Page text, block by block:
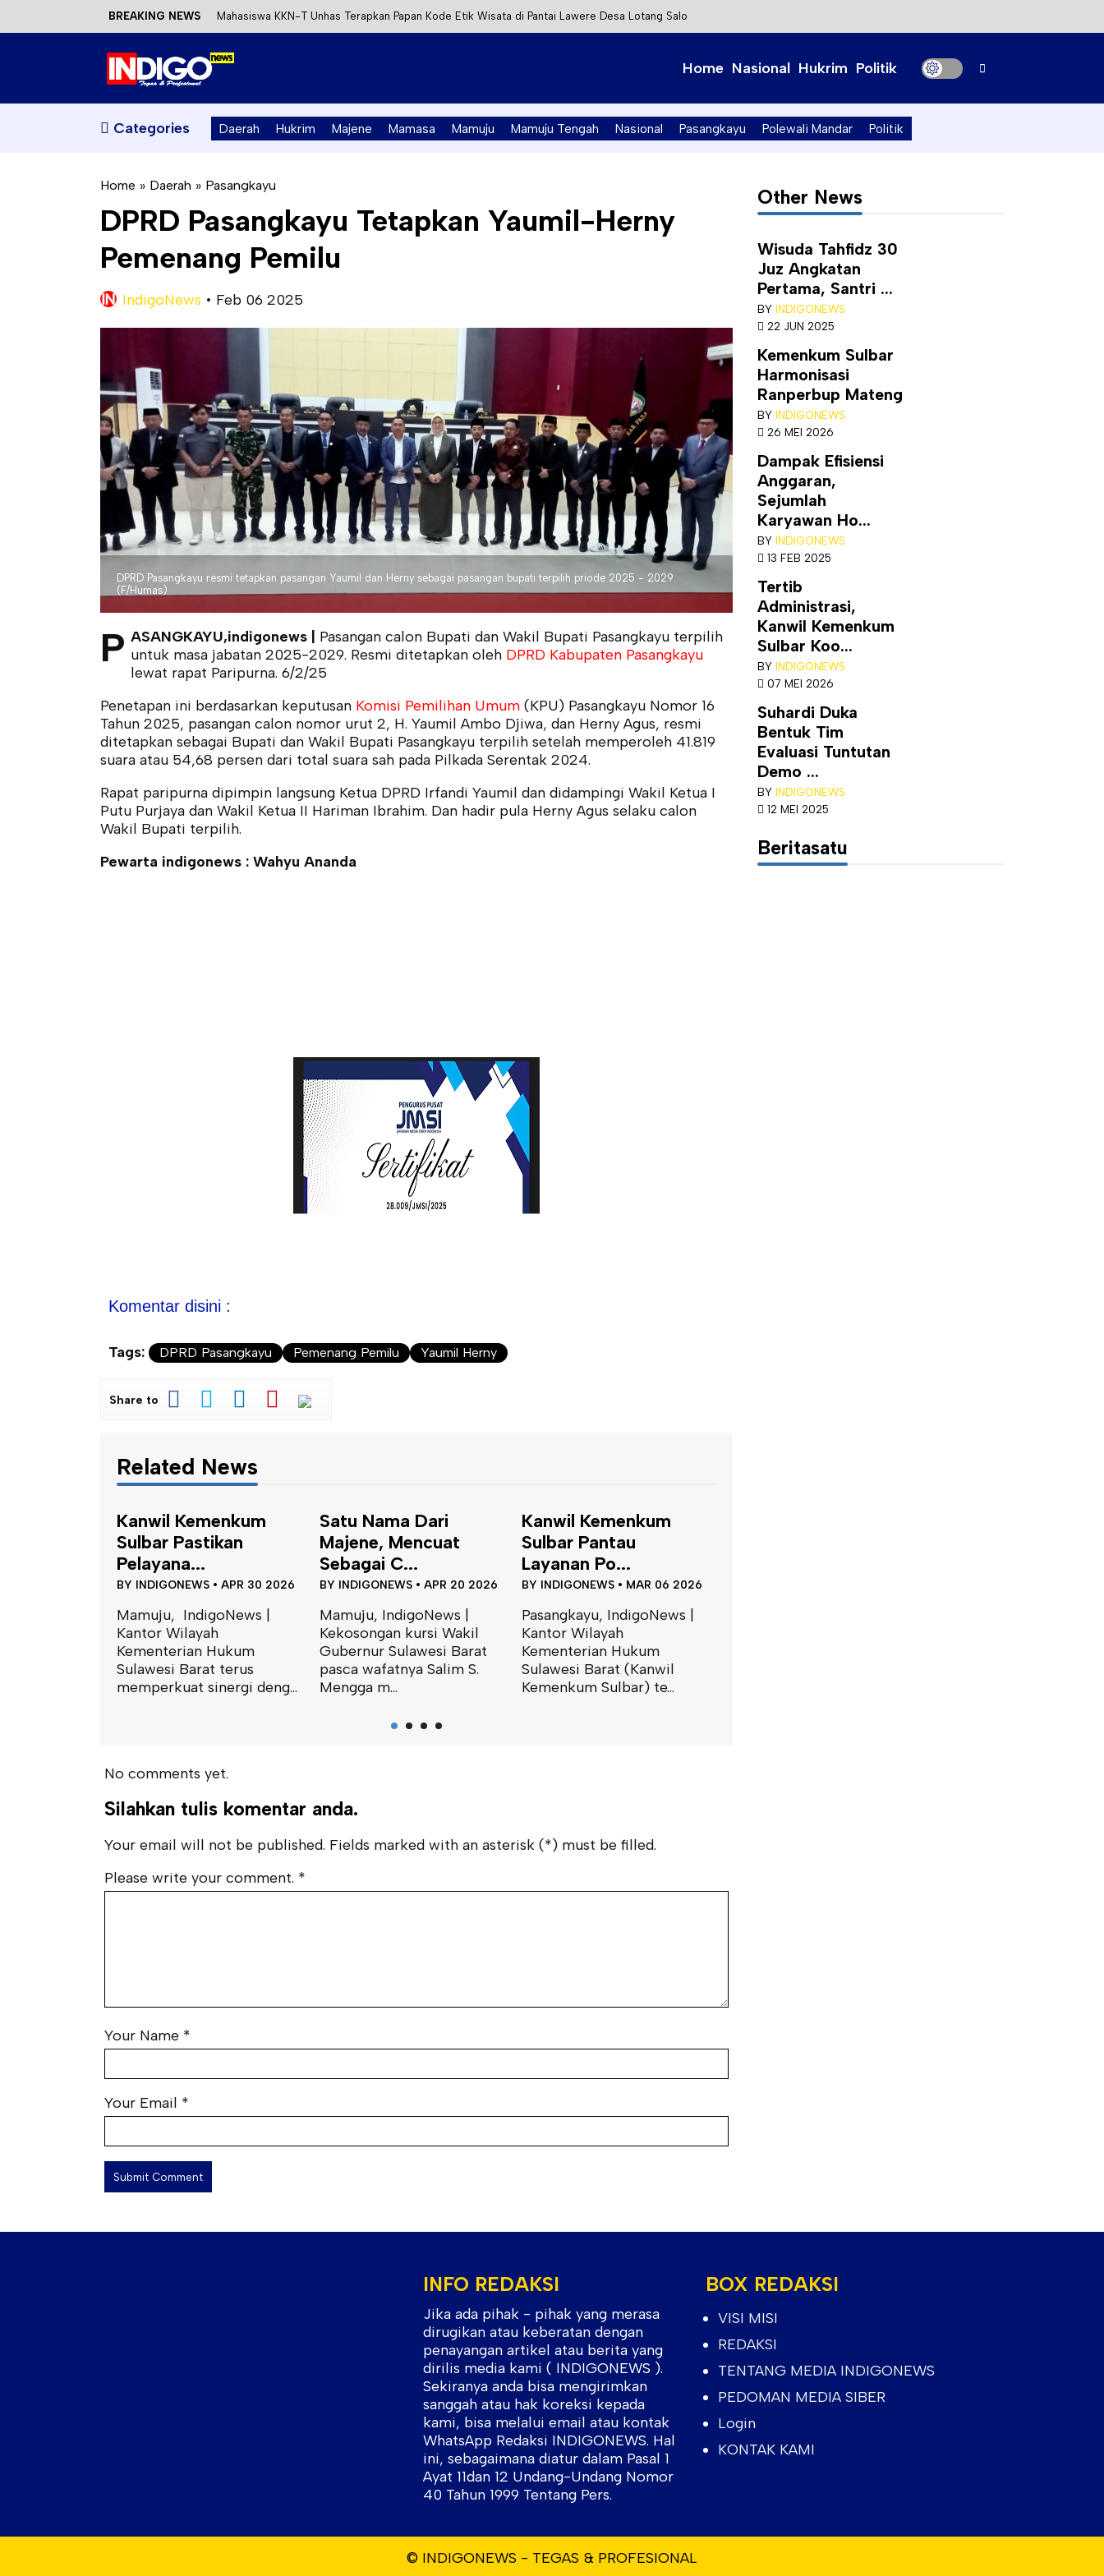
BREAKING NEWS Mahasiswa KKN-T Unhas Terapkan Papan Kode Etik Wisata di Pantai Lawere Desa Lotang Salo
Satu DPO Pengeroyokan SPBU Tapalang Ditangkap, Satu Lagi Kabur ke Kalimantan
Kecewa Kapolresta Absen, APPK Mamuju Soroti Kejanggalan Kasus Tambang Emas Ilegal
Home Nasional Hukrim Politik
Categories Daerah Hukrim Majene Mamasa Mamuju Mamuju Tengah Nasional Pasangkayu Polewali Mandar Politik
Home » Daerah » Pasangkayu
DPRD Pasangkayu Tetapkan Yaumil-Herny
Pemenang Pemilu
IndigoNews • Feb 06 2025
DPRD Pasangkayu resmi tetapkan pasangan Yaumil dan Herny sebagai pasangan bupati terpilih priode 2025 - 2029.
(F/Humas)
P ASANGKAYU,indigonews | Pasangan calon Bupati dan Wakil Bupati Pasangkayu terpilih
untuk masa jabatan 2025-2029. Resmi ditetapkan oleh DPRD Kabupaten Pasangkayu
lewat rapat Paripurna. 6/2/25
Penetapan ini berdasarkan keputusan Komisi Pemilihan Umum (KPU) Pasangkayu Nomor 16
Tahun 2025, pasangan calon nomor urut 2, H. Yaumil Ambo Djiwa, dan Herny Agus, resmi
ditetapkan sebagai Bupati dan Wakil Bupati Pasangkayu terpilih setelah memperoleh 41.819
suara atau 54,68 persen dari total suara sah pada Pilkada Serentak 2024.
Rapat paripurna dipimpin langsung Ketua DPRD Irfandi Yaumil dan didampingi Wakil Ketua I
Putu Purjaya dan Wakil Ketua II Hariman Ibrahim. Dan hadir pula Herny Agus selaku calon
Wakil Bupati terpilih.
Pewarta indigonews : Wahyu Ananda
Komentar disini :
Tags: DPRD Pasangkayu Pemenang Pemilu Yaumil Herny
Share to
Related News
Satu Nama Dari
Majene, Mencuat
Sebagai C...
BY INDIGONEWS •APR 20 2026
Mamuju, IndigoNews |
Kekosongan kursi Wakil
Gubernur Sulawesi Barat
pasca wafatnya Salim S.
Mengga m...
Kanwil Kemenkum
Sulbar Pantau
Layanan Po...
BY INDIGONEWS •MAR 06 2026
Pasangkayu, IndigoNews |
Kantor Wilayah
Kementerian Hukum
Sulawesi Barat (Kanwil
Kemenkum Sulbar) te...
Kunjungi Polres
Pasangkayu,
Kemenkum Sul...
BY INDIGONEWS • MAR 06 2026
Pasangkayu, IndigoNews|
Kepala Kantor Wilayah
Kementerian Hukum
Sulawesi Barat, Saefur
Rochim, menya...
No comments yet.
Silahkan tulis komentar anda.
Your email will not be published. Fields marked with an asterisk (*) must be filled.
Please write your comment. *
Your Name *
Your Email *
Other News
Wisuda Tahfidz 30
Juz Angkatan
Pertama, Santri ...
BY INDIGONEWS
22 JUN 2025
Kemenkum Sulbar
Harmonisasi
Ranperbup Mateng
BY INDIGONEWS
26 MEI 2026
Dampak Efisiensi
Anggaran,
Sejumlah
Karyawan Ho...
BY INDIGONEWS
13 FEB 2025
Tertib
Administrasi,
Kanwil Kemenkum
Sulbar Koo...
BY INDIGONEWS
07 MEI 2026
Suhardi Duka
Bentuk Tim
Evaluasi Tuntutan
Demo ...
BY INDIGONEWS
12 MEI 2025
Beritasatu
INFO REDAKSI
Jika ada pihak - pihak yang merasa
dirugikan atau keberatan dengan
penayangan artikel atau berita yang
dirilis media kami ( INDIGONEWS ).
Sekiranya anda bisa mengirimkan
sanggah atau hak koreksi kepada
kami, bisa melalui email atau kontak
WhatsApp Redaksi INDIGONEWS. Hal
ini, sebagaimana diatur dalam Pasal 1
Ayat 11dan 12 Undang-Undang Nomor
40 Tahun 1999 Tentang Pers.
BOX REDAKSI
VISI MISI
REDAKSI
TENTANG MEDIA INDIGONEWS
PEDOMAN MEDIA SIBER
Login
KONTAK KAMI
© INDIGONEWS - TEGAS & PROFESIONAL